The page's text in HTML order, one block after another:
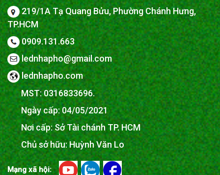
219/1A Tạ Quang Bửu, Phường Chánh Hưng,
TP.HCM
0909.131.663
lednhapho@gmail.com
lednhapho.com
MST: 0316833696.
Ngày cấp: 04/05/2021
Nơi cấp: Sở Tài chánh TP. HCM
Chủ sở hữu: Huỳnh Văn Lo
Mạng xã hội: